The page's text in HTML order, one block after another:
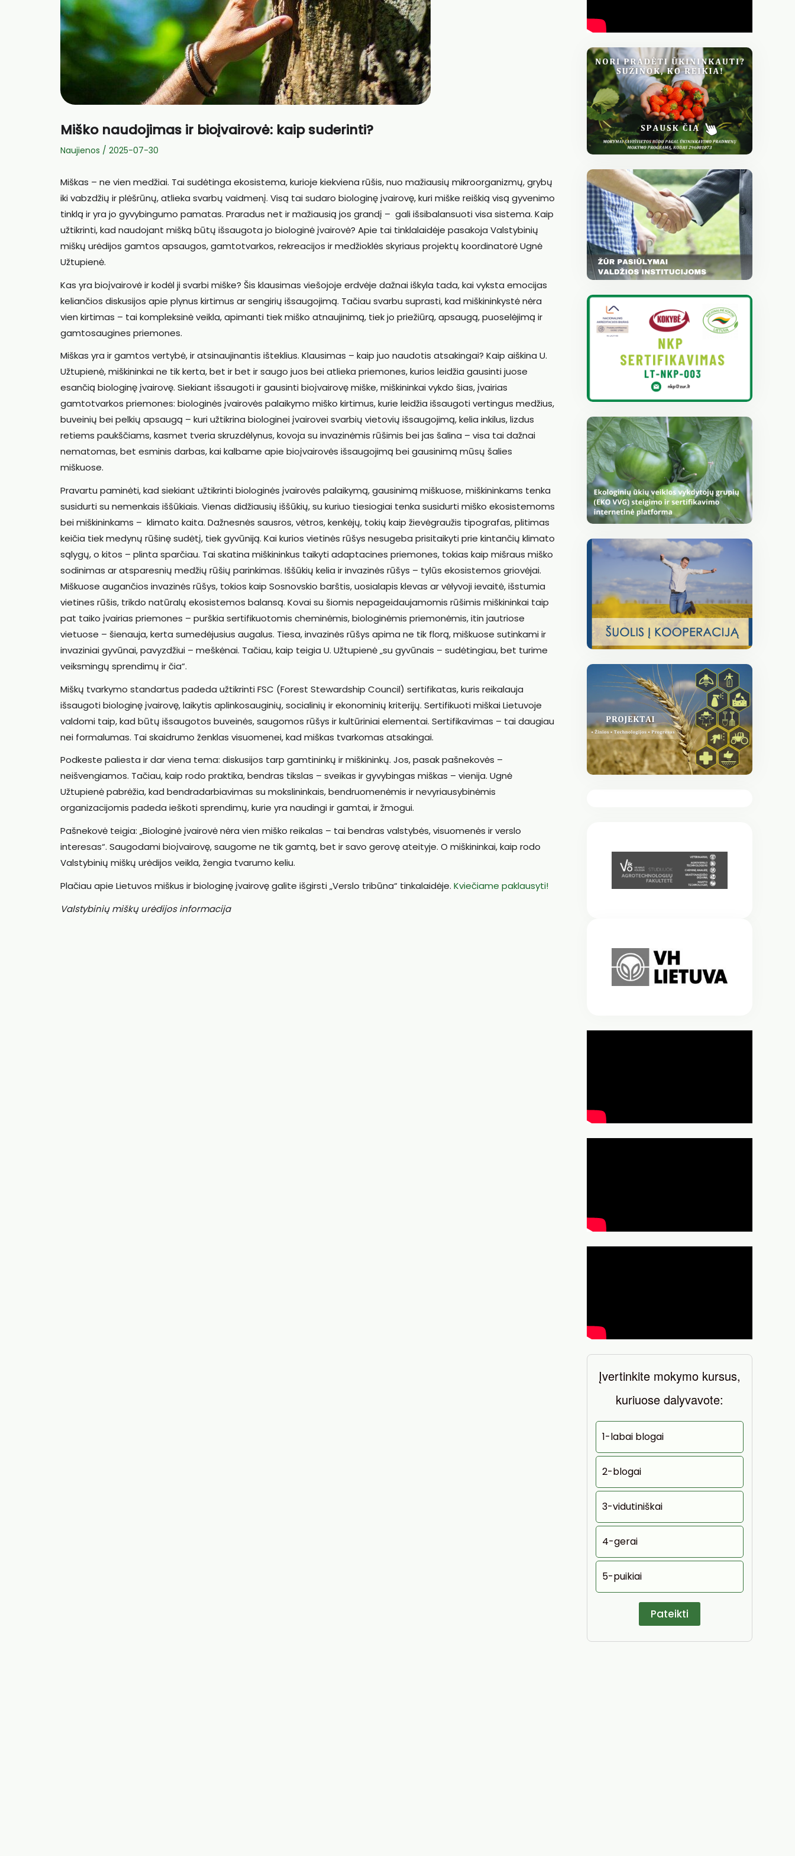
Miško naudojimas ir bioįvairovė: kaip suderinti?
Naujienos / 2025-07-30
Miškas – ne vien medžiai. Tai sudėtinga ekosistema, kurioje kiekviena rūšis, nuo mažiausių mikroorganizmų, grybų
iki vabzdžių ir plėšrūnų, atlieka svarbų vaidmenį. Visą tai sudaro biologinę įvairovę, kuri miške reiškią visą gyvenimo
tinklą ir yra jo gyvybingumo pamatas. Praradus net ir mažiausią jos grandį – gali išsibalansuoti visa sistema. Kaip
užtikrinti, kad naudojant mišką būtų išsaugota jo biologinė įvairovė? Apie tai tinklalaidėje pasakoja Valstybinių
miškų urėdijos gamtos apsaugos, gamtotvarkos, rekreacijos ir medžioklės skyriaus projektų koordinatorė Ugnė
Užtupienė.
Kas yra bioįvairovė ir kodėl ji svarbi miške? Šis klausimas viešojoje erdvėje dažnai iškyla tada, kai vyksta emocijas
keliančios diskusijos apie plynus kirtimus ar sengirių išsaugojimą. Tačiau svarbu suprasti, kad miškininkystė nėra
vien kirtimas – tai kompleksinė veikla, apimanti tiek miško atnaujinimą, tiek jo priežiūrą, apsaugą, puoselėjimą ir
gamtosaugines priemones.
Miškas yra ir gamtos vertybė, ir atsinaujinantis išteklius. Klausimas – kaip juo naudotis atsakingai? Kaip aiškina U.
Užtupienė, miškininkai ne tik kerta, bet ir bet ir saugo juos bei atlieka priemones, kurios leidžia gausinti juose
esančią biologinę įvairovę. Siekiant išsaugoti ir gausinti bioįvairovę miške, miškininkai vykdo šias, įvairias
gamtotvarkos priemones: biologinės įvairovės palaikymo miško kirtimus, kurie leidžia išsaugoti vertingus medžius,
buveinių bei pelkių apsaugą – kuri užtikrina biologinei įvairovei svarbių vietovių išsaugojimą, kelia inkilus, lizdus
retiems paukščiams, kasmet tveria skruzdėlynus, kovoja su invazinėmis rūšimis bei jas šalina – visa tai dažnai
nematomas, bet esminis darbas, kai kalbame apie bioįvairovės išsaugojimą bei gausinimą mūsų šalies
miškuose.
Pravartu paminėti, kad siekiant užtikrinti biologinės įvairovės palaikymą, gausinimą miškuose, miškininkams tenka
susidurti su nemenkais iššūkiais. Vienas didžiausių iššūkių, su kuriuo tiesiogiai tenka susidurti miško ekosistemoms
bei miškininkams – klimato kaita. Dažnesnės sausros, vėtros, kenkėjų, tokių kaip žievėgraužis tipografas, plitimas
keičia tiek medynų rūšinę sudėtį, tiek gyvūniją. Kai kurios vietinės rūšys nesugeba prisitaikyti prie kintančių klimato
sąlygų, o kitos – plinta sparčiau. Tai skatina miškininkus taikyti adaptacines priemones, tokias kaip mišraus miško
sodinimas ar atsparesnių medžių rūšių parinkimas. Iššūkių kelia ir invazinės rūšys – tylūs ekosistemos griovėjai.
Miškuose augančios invazinės rūšys, tokios kaip Sosnovskio barštis, uosialapis klevas ar vėlyvoji ievaitė, išstumia
vietines rūšis, trikdo natūralų ekosistemos balansą. Kovai su šiomis nepageidaujamomis rūšimis miškininkai taip
pat taiko įvairias priemones – purškia sertifikuotomis cheminėmis, biologinėmis priemonėmis, itin jautriose
vietuose – šienauja, kerta sumedėjusius augalus. Tiesa, invazinės rūšys apima ne tik florą, miškuose sutinkami ir
invaziniai gyvūnai, pavyzdžiui – meškėnai. Tačiau, kaip teigia U. Užtupienė „su gyvūnais – sudėtingiau, bet turime
veiksmingų sprendimų ir čia“.
Miškų tvarkymo standartus padeda užtikrinti FSC (Forest Stewardship Council) sertifikatas, kuris reikalauja
išsaugoti biologinę įvairovę, laikytis aplinkosauginių, socialinių ir ekonominių kriterijų. Sertifikuoti miškai Lietuvoje
valdomi taip, kad būtų išsaugotos buveinės, saugomos rūšys ir kultūriniai elementai. Sertifikavimas – tai daugiau
nei formalumas. Tai skaidrumo ženklas visuomenei, kad miškas tvarkomas atsakingai.
Podkeste paliesta ir dar viena tema: diskusijos tarp gamtininkų ir miškininkų. Jos, pasak pašnekovės –
neišvengiamos. Tačiau, kaip rodo praktika, bendras tikslas – sveikas ir gyvybingas miškas – vienija. Ugnė
Užtupienė pabrėžia, kad bendradarbiavimas su mokslininkais, bendruomenėmis ir nevyriausybinėmis
organizacijomis padeda ieškoti sprendimų, kurie yra naudingi ir gamtai, ir žmogui.
Pašnekovė teigia: „Biologinė įvairovė nėra vien miško reikalas – tai bendras valstybės, visuomenės ir verslo
interesas“. Saugodami bioįvairovę, saugome ne tik gamtą, bet ir savo gerovę ateityje. O miškininkai, kaip rodo
Valstybinių miškų urėdijos veikla, žengia tvarumo keliu.
Plačiau apie Lietuvos miškus ir biologinę įvairovę galite išgirsti „Verslo tribūna“ tinkalaidėje. Kviečiame paklausyti!
Valstybinių miškų urėdijos informacija
Įvertinkite mokymo kursus,
kuriuose dalyvavote:
1-labai blogai
2-blogai
3-vidutiniškai
4-gerai
5-puikiai